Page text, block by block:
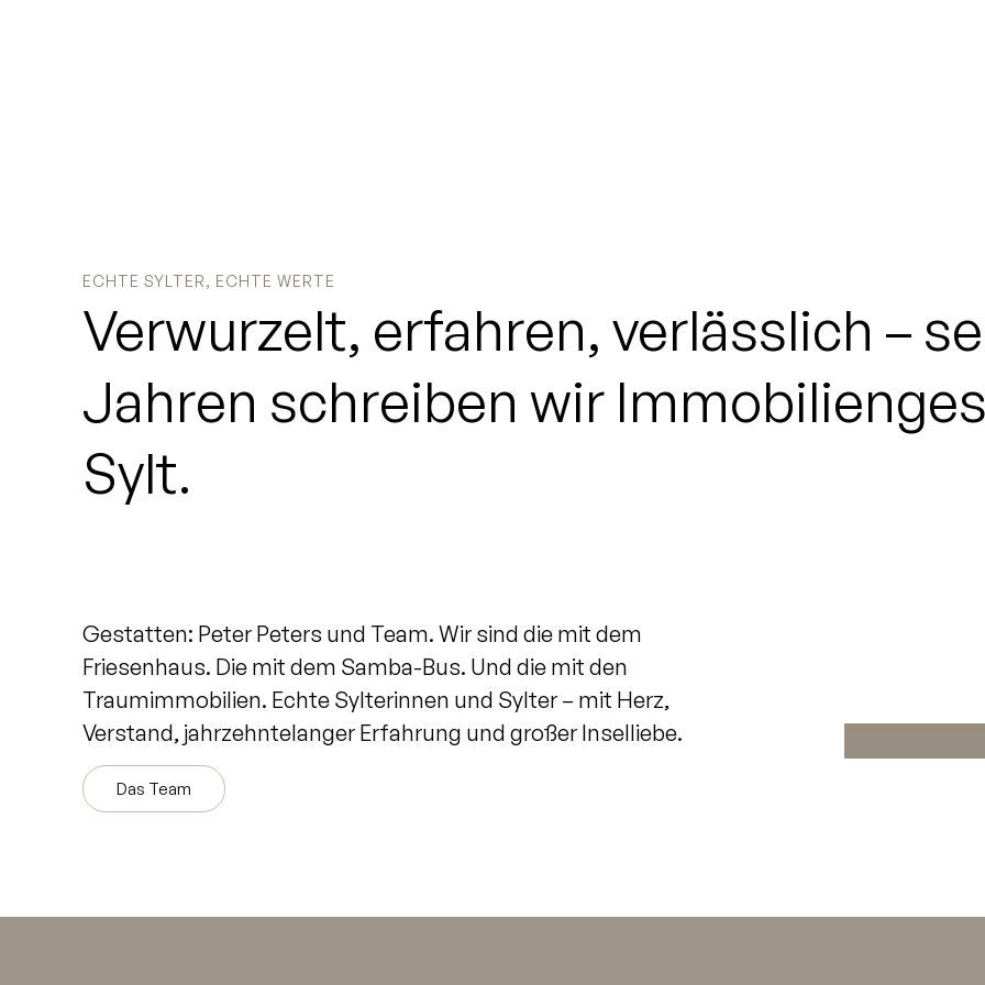
ECHTE SYLTER, ECHTE WERTE
Verwurzelt, erfahren, verlässlich –
Jahren schreiben wir
Sylt.
Gestatten: Peter Peters und Team. Wir sind die mit dem
Friesenhaus. Die mit dem Samba-Bus. Und die mit den
Traumimmobilien. Echte Sylterinnen und Sylter – mit Herz,
Verstand, jahrzehntelanger Erfahrung und großer Inselliebe.
Das Team